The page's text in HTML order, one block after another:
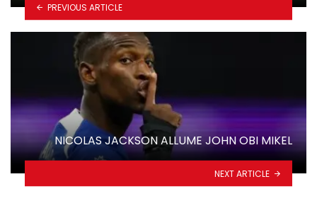
PREVIOUS ARTICLE
NICOLAS JACKSON ALLUME JOHN OBI MIKEL
NEXT ARTICLE